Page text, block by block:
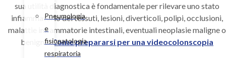
Pneumologia
e
fisiopatologia
respiratoria
sua utilità diagnostica è fondamentale per rilevare uno stato
infiammatorio dei tessuti, lesioni, diverticoli, polipi, occlusioni,
malattie infiammatorie intestinali, eventuali neoplasie maligne o
benigne.Come prepararsi per una videocolonscopia